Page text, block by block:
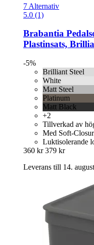
7 Alternativ
5.0 (1)
Brabantia
Plastinsats,
-5%
Brilliant Steel
White
Matt Steel
Platinum
Matt Black
+2
Tillverkad av
Med Soft-
Luktisolerande
360 kr 379 kr
Leverans till 14.